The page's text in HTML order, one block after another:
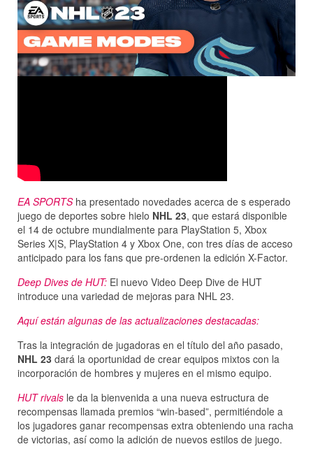
EA SPORTSha presentado novedades acerca de s esperado
juego de deportes sobre hielo NHL 23, que estará disponible
el 14 de octubre mundialmente para PlayStation 5, Xbox
Series X|S, PlayStation 4 y Xbox One, con tres días de acceso
anticipado para los fans que pre-ordenen la edición X-Factor.
Deep Dives de HUT: El nuevo Video Deep Dive de HUT
introduce una variedad de mejoras para NHL 23.
Aquí están algunas de las actualizaciones destacadas:
Tras la integración de jugadoras en el título del año pasado,
NHL 23 dará la oportunidad de crear equipos mixtos con la
incorporación de hombres y mujeres en el mismo equipo.
HUT rivals le da la bienvenida a una nueva estructura de
recompensas llamada premios “win-based”, permitiéndole a
los jugadores ganar recompensas extra obteniendo una racha
de victorias, así como la adición de nuevos estilos de juego.